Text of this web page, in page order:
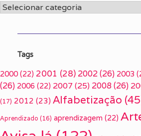
Categorias
Tags
2000 (22) 2001 (28) 2002(26) 2003
(26) 2006 (22) 2007 (25) 2008(26)
(17) 2012 (23) Alfabetização
Aprendizado (16) aprendizagem (22)